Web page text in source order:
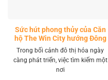
Sức hút phong thủy của Căn
hộ The Win City hướng Đông
Nam
Trong bối cảnh đô thị hóa ngày
càng phát triển, việc tìm kiếm một
nơi